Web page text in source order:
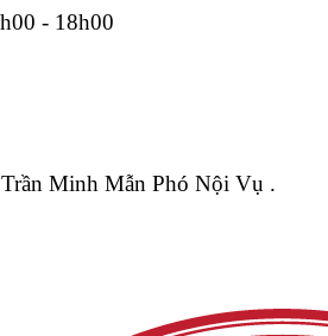
- 18h00
Minh Mẫn Phó Nội Vụ .